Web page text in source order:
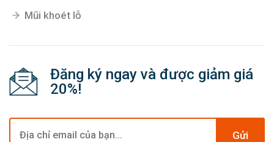
Mũi khoét lỗ
Đăng ký ngay và được giảm giá
20%!
Gửi